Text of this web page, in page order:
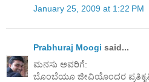
January 25, 2009 at 1:22 PM
Prabhuraj Moogi said...
ಮನಸು ಅವರಿಗೆ:
ಬೊಂಬೆಯೂ ಜೀವಿಯೊಂದರ